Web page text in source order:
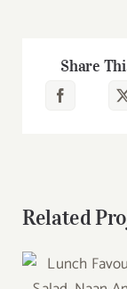
With
Share
Related